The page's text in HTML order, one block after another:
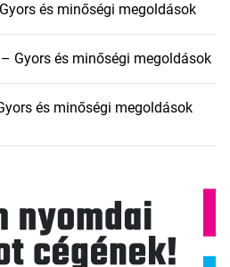
és minőségi megoldások
Gyors és minőségi megoldások
és minőségi megoldások